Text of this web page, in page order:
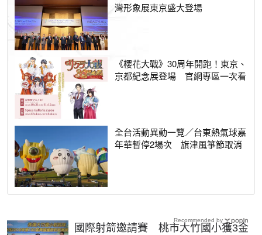
灣形象展東京盛大登場
《櫻花大戰》30周年開跑！東京、
京都紀念展登場 官網專區一次看
全台活動異動一覽／台東熱氣球嘉
年華暫停2場次 旗津風箏節取消
國際射箭邀請賽 桃市大竹國小獲3金
Recommended by